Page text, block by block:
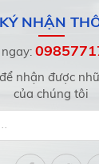
NHẬN
nhận được
của chúng tôi